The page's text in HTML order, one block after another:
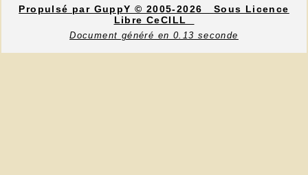
Propulsé par GuppY© 2005-2026
Sous Licence
Libre CeCILL
Document généré en 0.13 seconde